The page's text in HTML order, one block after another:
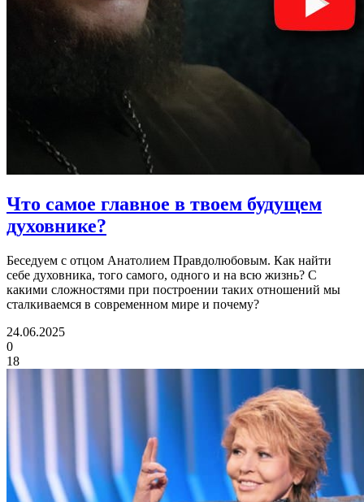
Что самое главное в твоем будущем
духовнике?
Беседуем с отцом Анатолием Правдолюбовым. Как найти
себе духовника, того самого, одного и на всю жизнь? С
какими сложностями при построении таких отношений мы
сталкиваемся в современном мире и почему?
24.06.2025
0
18